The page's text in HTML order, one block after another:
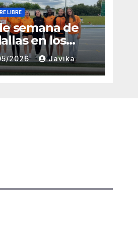
LIBRE
semana de
en los
Sub-14
16
2026 Javika